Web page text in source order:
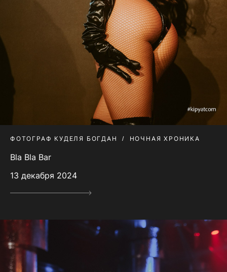
ФОТОГРАФ КУДЕЛЯ БОГДАН НОЧНАЯ ХРОНИКА
Bla Bla Bar
13 декабря 2024